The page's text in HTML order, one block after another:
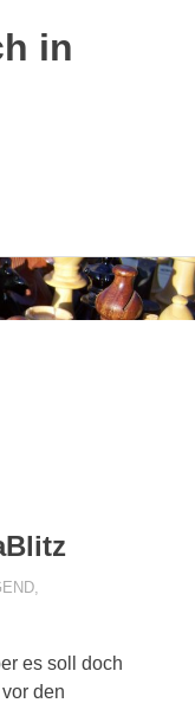
in
,
es soll doch
den